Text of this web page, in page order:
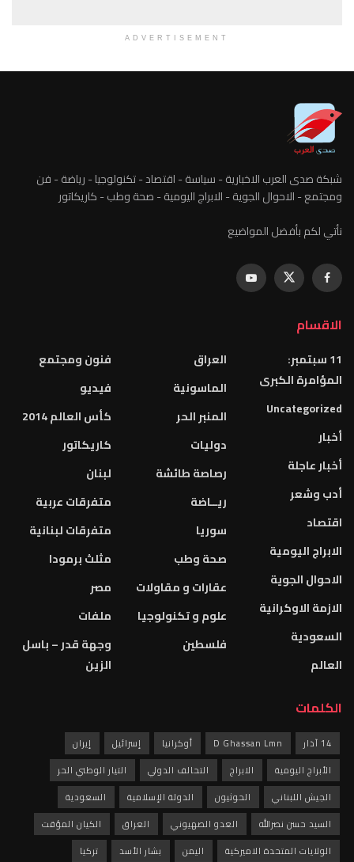
- سياسة - اقتصاد - تكنولوجيا - رياضة - فن
- الابراج اليومية - صحة وطب - كاريكاتور
العراق
الماسونية
المنبر الحر
دوليات
رصاصة طائشة
ريــاضة
سوريا
صحة وطب
عقارات و مقاولات
علوم و تكنولوجيا
فلسطين
فنون ومجتمع
فيديو
كأس العالم 2014
كاريكاتور
لبنان
متفرقات عربية
متفرقات لبنانية
مثلث برمودا
مصر
ملفات
وجهة قدر – باسل
D أوكرانيا إسرائيل
إيران
التحالف الدولي
التيار الوطني الحر
الحوثيون
الدولة الإسلامية
السعودية
العدو الصهيوني
العراق
الكيان المؤقت
اليمن بشار الأسد
تركيا